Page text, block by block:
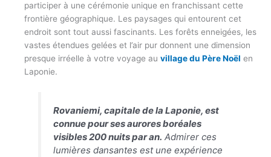
participer à une cérémonie unique en franchissant cette
frontière géographique. Les paysages qui entourent cet
endroit sont tout aussi fascinants. Les forêts enneigées, les
vastes étendues gelées et l’air pur donnent une dimension
presque irréelle à votre voyage au village du Père Noël en
Laponie.
Rovaniemi, capitale de la Laponie, est
connue pour ses aurores boréales
visibles 200 nuits par an. Admirer ces
lumières dansantes est une expérience